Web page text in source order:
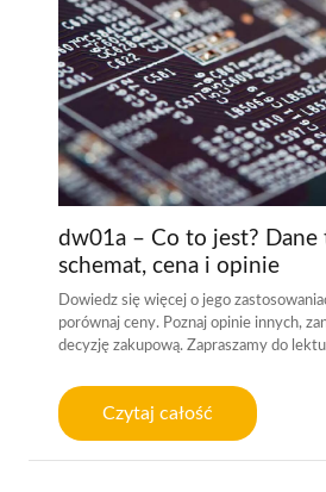
dw01a – Co to jest? Dane
schemat, cena i opinie
Dowiedz się więcej o jego
porównaj ceny. Poznaj opinie innych,
decyzję zakupową. Zapraszamy do
Czytaj całość